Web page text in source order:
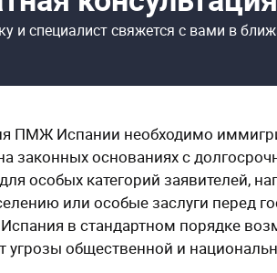
и специалист свяжется с вами в
ПМЖ Испании необходимо
законных основаниях с
особых категорий заявителей,
или особые заслуги перед
в стандартном порядке
угрозы общественной и